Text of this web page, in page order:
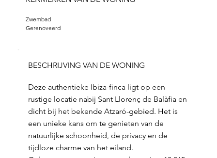
Zwembad
Gerenoveerd
BESCHRIJVING VAN DE WONING
Deze authentieke Ibiza-finca ligt op een
rustige locatie nabij Sant Llorenç de Balàfia en
dicht bij het bekende Atzaró-gebied. Het is
een unieke kans om te genieten van de
natuurlijke schoonheid, de privacy en de
tijdloze charme van het eiland.